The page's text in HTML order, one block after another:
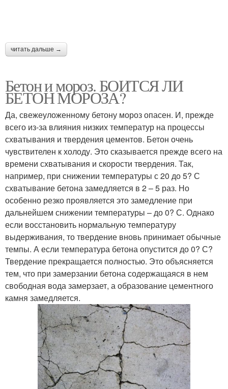
читать дальше →
Бетон и мороз. БОИТСЯ ЛИ
БЕТОН МОРОЗА?
Да, свежеуложенному бетону мороз опасен. И, прежде
всего из-за влияния низких температур на процессы
схватывания и твердения цементов. Бетон очень
чувствителен к холоду. Это сказывается прежде всего на
времени схватывания и скорости твердения. Так,
например, при снижении температуры с 20 до 5? С
схватывание бетона замедляется в 2 – 5 раз. Но
особенно резко проявляется это замедление при
дальнейшем снижении температуры – до 0? С. Однако
если восстановить нормальную температуру
выдерживания, то твердение вновь принимает обычные
темпы. А если температура бетона опустится до 0? С?
Твердение прекращается полностью. Это объясняется
тем, что при замерзании бетона содержащаяся в нем
свободная вода замерзает, а образование цементного
камня замедляется.